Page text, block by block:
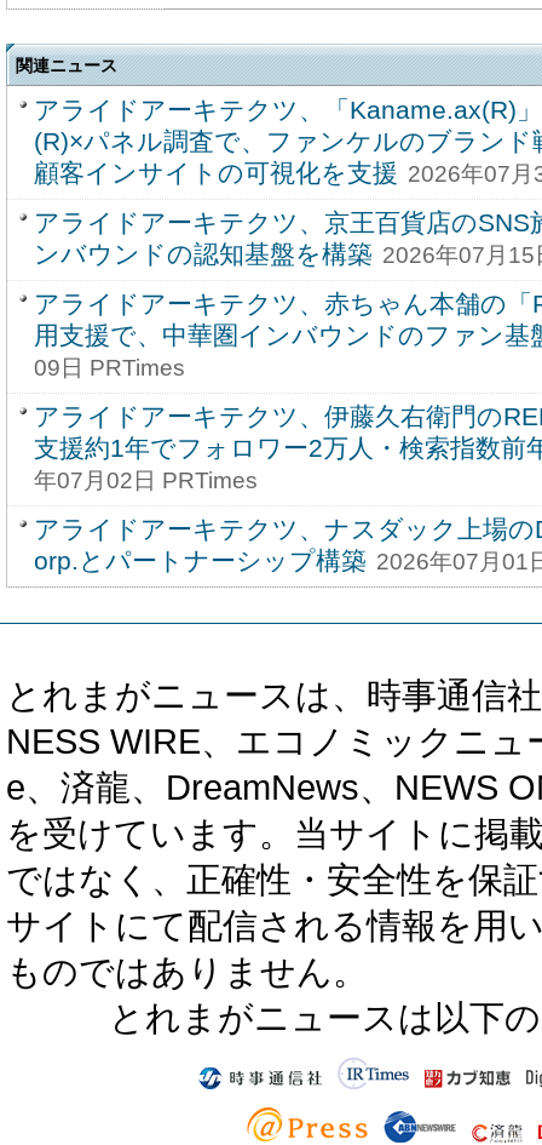
関連ニュース
アライドアーキテクツ、「Kaname.ax(R)
(R)×パネル調査で、ファンケルのブランド
顧客インサイトの可視化を支援 2026年07月
アライドアーキテクツ、京王百貨店のSNS
ンバウンドの認知基盤を構築 2026年07月15
アライドアーキテクツ、赤ちゃん本舗の「
用支援で、中華圏インバウンドのファン基
09日 PRTimes
アライドアーキテクツ、伊藤久右衛門の
支援約1年でフォロワー2万人・検索指数前
年07月02日 PRTimes
アライドアーキテクツ、ナスダック上場
orp.とパートナーシップ構築 2026年07月01
とれまがニュースは、時事通信
NESS WIRE、エコノミックニ
e、済龍、DreamNews、NEWS
を受けています。当サイトに掲
ではなく、正確性・安全性を保
サイトにて配信される情報を用
ものではありません。
とれまがニュースは以下